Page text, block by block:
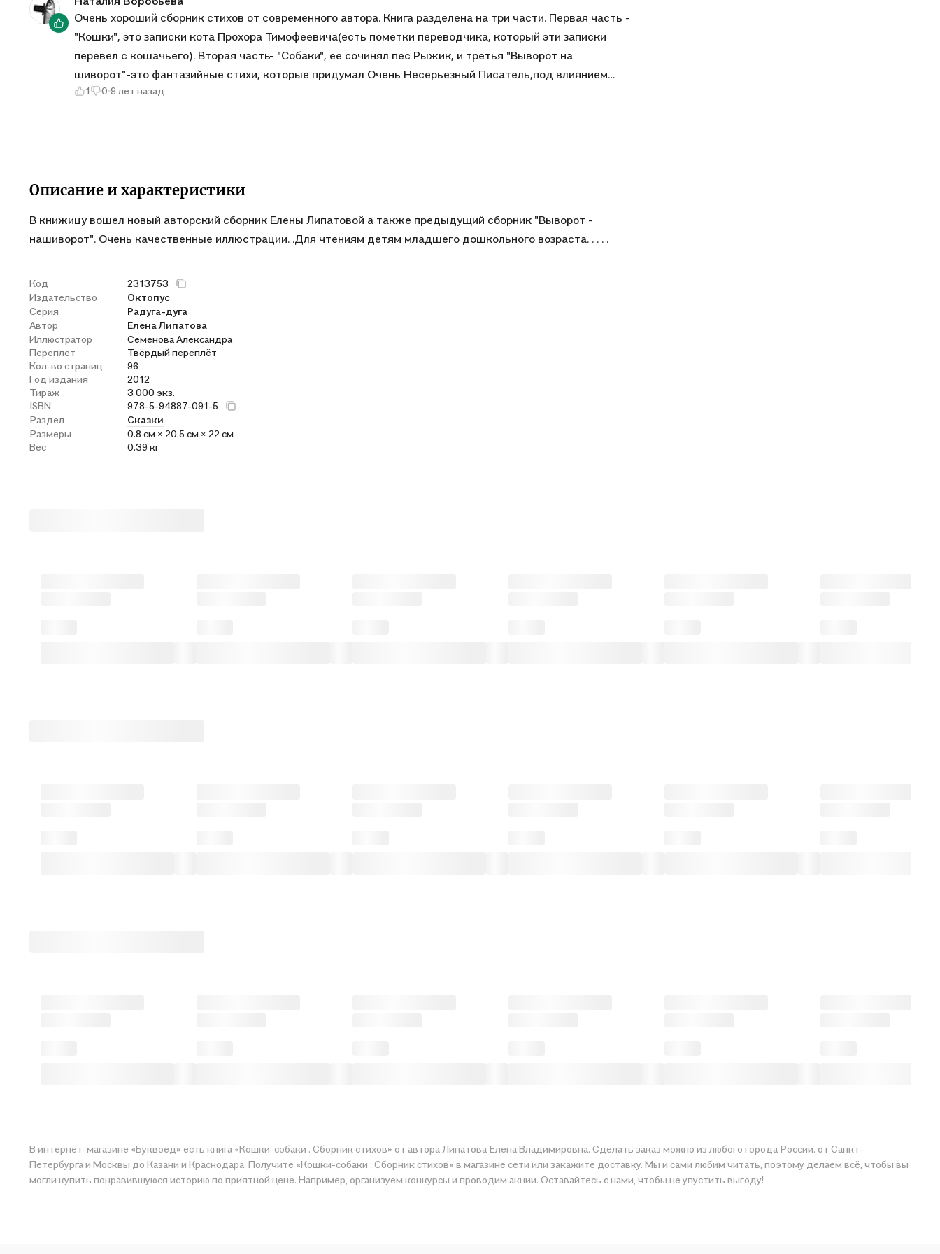
Очень хороший сборник стихов от современного автора. Книга разделена на три части. Первая часть -
"Кошки", это записки кота Прохора Тимофеевича(есть пометки переводчика, который эти записки
перевел с кошачьего). Вторая часть- "Собаки", ее сочинял пес Рыжик, и третья "Выворот на
шиворот"-это фантазийные стихи, которые придумал Очень Несерьезный Писатель,под влиянием
своей пишущей машинки. Стихи очень веселые, добрые, иногда из нескольких слов, но с очень
1 0 9 лет назад
Описание и характеристики
В книжицу вошел новый авторский сборник Елены Липатовой а также предыдущий сборник "Выворот -
нашиворот". Очень качественные иллюстрации. .Для чтениям детям младшего дошкольного возраста. . . . .
Код
2313753
Издательство
Октопус
Серия
Радуга-дуга
Автор
Елена Липатова
Иллюстратор
Семенова Александра
Переплет
Твёрдый переплёт
Кол-во страниц
96
Год издания
2012
Тираж
3 000 экз.
ISBN
978-5-94887-091-5
Раздел
Сказки
Размеры
0.8 см × 20.5 см × 22 см
Вес
0.39 кг
В интернет-магазине «Буквоед» есть книга «Кошки-собаки : Сборник стихов» от автора Липатова Елена Владимировна. Сделать заказ можно из любого города России: от Санкт-
Петербурга и Москвы до Казани и Краснодара. Получите «Кошки-собаки : Сборник стихов» в магазине сети или закажите доставку. Мы и сами любим читать, поэтому делаем всё, чтобы вы
могли купить понравившуюся историю по приятной цене. Например, организуем конкурсы и проводим акции. Оставайтесь с нами, чтобы не упустить выгоду!